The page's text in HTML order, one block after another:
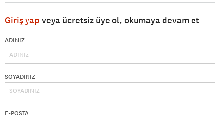
Giriş yap veya ücretsiz üye ol, okumaya devam et
ADINIZ
SOYADINIZ
E-POSTA